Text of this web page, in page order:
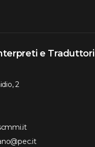
e Traduttori
2